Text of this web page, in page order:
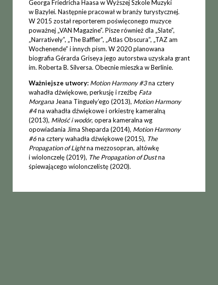
Georga Friedricha Haasa w Wyższej Szkole Muzyki
w Bazylei. Następnie pracował w branży turystycznej.
W 2015 został reporterem poświęconego muzyce
poważnej „VAN Magazine”. Pisze również dla „Slate”,
„Narratively”, „The Baffler”, „Atlas Obscura”, „TAZ am
Wochenende” i innych pism. W 2020 planowana
biografia Gérarda Griseya jego autorstwa uzyskała grant
im. Roberta B. Silversa. Obecnie mieszka w Berlinie.
Ważniejsze utwory: Motion Harmony #3na cztery
wahadła dźwiękowe, perkusję i rzeźbę Fata
MorganaJeana Tinguely’ego (2013), Motion Harmony
#4na wahadła dźwiękowe i orkiestrę kameralną
(2013), Miłość i wodór, opera kameralna wg
opowiadania Jima Sheparda (2014), Motion Harmony
#6na cztery wahadła dźwiękowe (2015), The
Propagation of Lightna mezzosopran, altówkę
i wiolonczelę (2019), The Propagation of Dustna
śpiewającego wiolonczelistę (2020).